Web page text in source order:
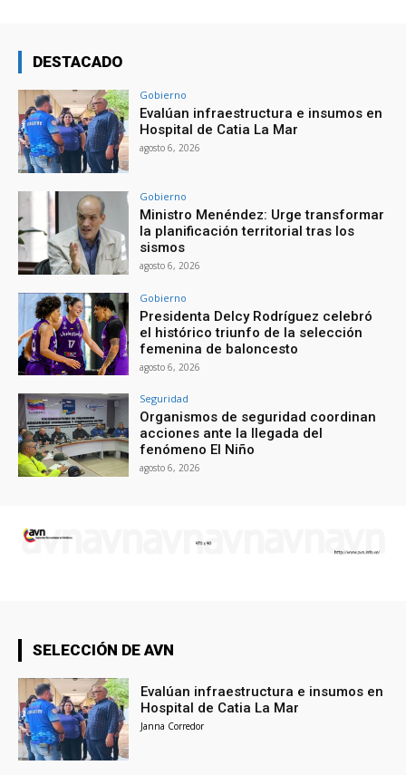
DESTACADO
Gobierno
Evalúan infraestructura e insumos en
Hospital de Catia La Mar
agosto 6, 2026
Gobierno
Ministro Menéndez: Urge transformar
la planificación territorial tras los
sismos
agosto 6, 2026
Gobierno
Presidenta Delcy Rodríguez celebró
el histórico triunfo de la selección
femenina de baloncesto
agosto 6, 2026
Seguridad
Organismos de seguridad coordinan
acciones ante la llegada del
fenómeno El Niño
agosto 6, 2026
SELECCIÓN DE AVN
Evalúan infraestructura e insumos en
Hospital de Catia La Mar
Janna Corredor